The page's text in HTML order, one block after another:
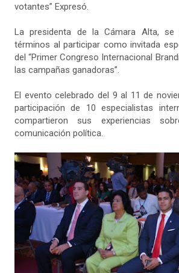
votantes” Expresó.
La presidenta de la Cámara Alta, se
términos al participar como invitada
del “Primer Congreso Internacional
las campañas ganadoras”.
El evento celebrado del 9 al 11 de
participación de 10 especialistas
compartieron sus experiencias
comunicación política.